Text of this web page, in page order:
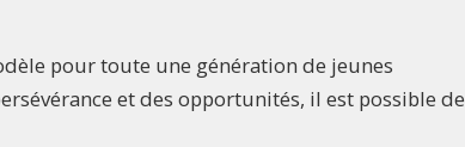
pour toute une génération de jeunes
et des opportunités, il est possible de